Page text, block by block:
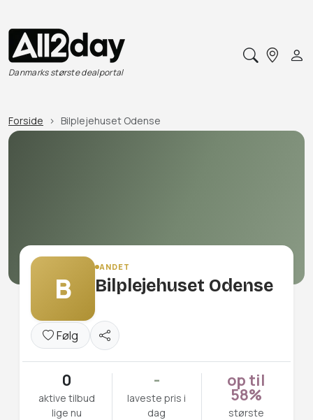
Danmarks største dealportal
Forside Bilplejehuset Odense
B
ANDET
Bilplejehuset Odense
Følg
0
aktive tilbud
lige nu
-
laveste pris i
dag
op til
58%
største